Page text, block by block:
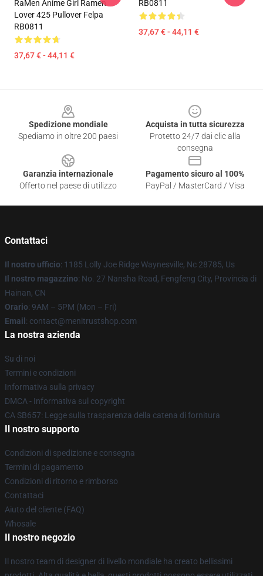
RaMen Anime Girl Ramen
Lover 425 Pullover Felpa
RB0811
37,67 € - 44,11 €
RB0811
37,67 € - 44,11 €
Spedizione mondiale
Spediamo in oltre 200 paesi
Acquista in tutta sicurezza
Protetto 24/7 dai clic alla
consegna
Garanzia internazionale
Offerto nel paese di utilizzo
Pagamento sicuro al 100%
PayPal / MasterCard / Visa
Contattaci
Il nostro ufficio: 1185 Lolly Joe Ridge Waynesville, Nc 28785, Us
Il nostro magazzino: No. 27 Nansha Road, Fengfeng City, Provincia di
Hainan, CN
Orario: 9AM – 5PM (Mon – Fri)
Email : contact@menitrustshop.com
La nostra azienda
Su di noi
Termini e condizioni
Informativa sulla privacy
DMCA - Informativa sul copyright
CA SB657: Legge sulla trasparenza della catena di fornitura
Il nostro supporto
Condizioni di spedizione e consegna
Termini di pagamento
Condizioni di ritorno e rimborso
Contattaci
Aiuto del cliente (FAQ)
Whosale
Il nostro negozio
Il nostro team di designer di livello mondiale ha creato bellissimi